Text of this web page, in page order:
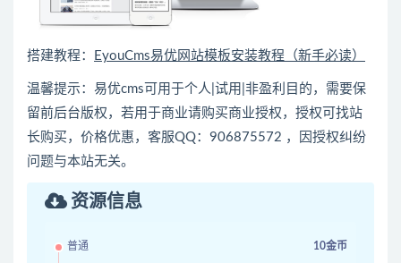
搭建教程： EyouCms易优网站模板安装教程（新手必读）
温馨提示：易优cms可用于个人|试用|非盈利目的，需要保
留前后台版权，若用于商业请购买商业授权，授权可找站
长购买，价格优惠，客服QQ：906875572 ，因授权纠纷
问题与本站无关。
资源信息
普通 10金币